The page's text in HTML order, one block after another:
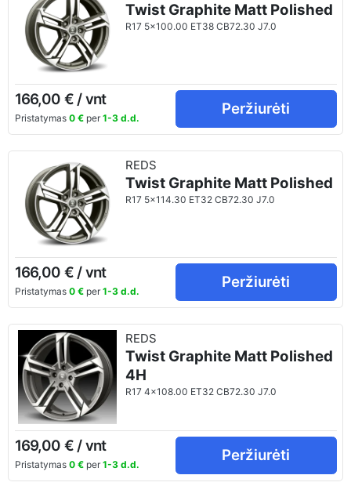
Twist Graphite Matt Polished
R17 5x100.00 ET38 CB72.30 J7.0
166,00 € / vnt
Pristatymas 0 €per 1-3 d.d.
Peržiurėti
REDS
Twist Graphite Matt Polished
R17 5x114.30 ET32 CB72.30 J7.0
166,00 € / vnt
Pristatymas 0 €per 1-3 d.d.
Peržiurėti
REDS
Twist Graphite Matt Polished
4H
R17 4x108.00 ET32 CB72.30 J7.0
169,00 € / vnt
Pristatymas 0 €per 1-3 d.d.
Peržiurėti